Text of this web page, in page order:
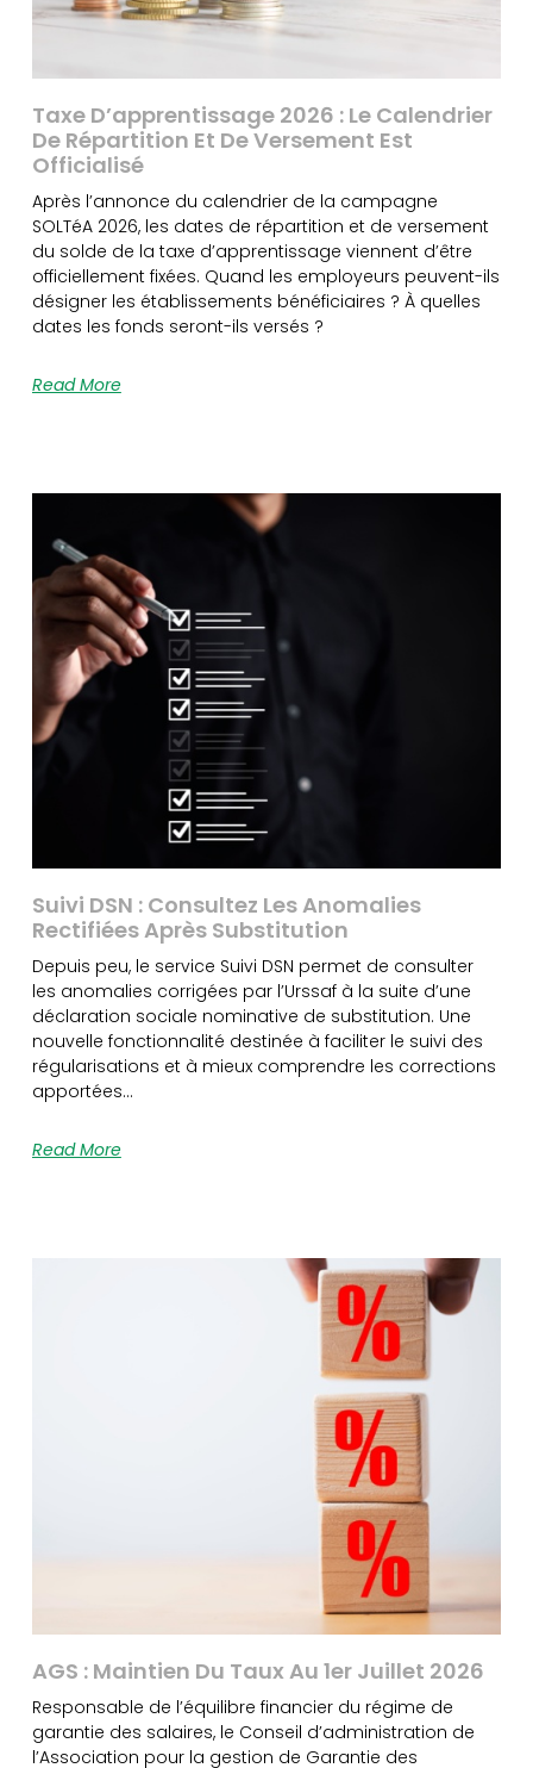
Taxe D’apprentissage 2026 : Le Calendrier
De Répartition Et De Versement Est
Officialisé
Après l’annonce du calendrier de la campagne
SOLTéA 2026, les dates de répartition et de versement
du solde de la taxe d’apprentissage viennent d’être
officiellement fixées. Quand les employeurs peuvent-ils
désigner les établissements bénéficiaires ? À quelles
dates les fonds seront-ils versés ?
Read More
Suivi DSN : Consultez Les Anomalies
Rectifiées Après Substitution
Depuis peu, le service Suivi DSN permet de consulter
les anomalies corrigées par l’Urssaf à la suite d’une
déclaration sociale nominative de substitution. Une
nouvelle fonctionnalité destinée à faciliter le suivi des
régularisations et à mieux comprendre les corrections
apportées…
Read More
AGS : Maintien Du Taux Au 1er Juillet 2026
Responsable de l’équilibre financier du régime de
garantie des salaires, le Conseil d’administration de
l’Association pour la gestion de Garantie des